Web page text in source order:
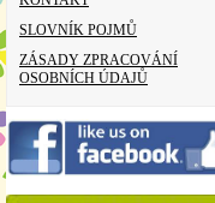
SLOVNÍK POJMŮ
ZÁSADY ZPRACOVÁNÍ
OSOBNÍCH ÚDAJŮ